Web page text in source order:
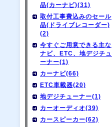
品(カーナビ)(31)
取付工事費込みのセール
品(ドライブレコーダー)
(2)
今すぐご用意できる主な
ナビ、ETC、地デジチュ
ーナー(1)
カーナビ(66)
ETC車載器(20)
地デジチューナー(1)
カーオーディオ(39)
カースピーカー(62)